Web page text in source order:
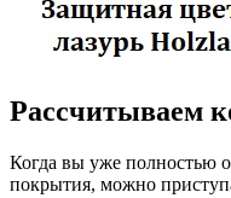
Рассчитываем
Когда вы уже полностью
покрытия, можно